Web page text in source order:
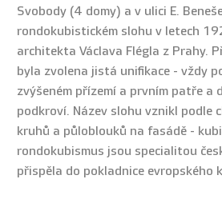
Svobody (4 domy) a v ulici E.
rondokubistickém slohu v letech
architekta Václava Flégla z Prahy.
byla zvolena jistá unifikace - vždy
zvýšeném přízemí a prvním patře a
podkroví. Název slohu vznikl podle
kruhů a půloblouků na fasádě -
rondokubismus jsou specialitou
přispěla do pokladnice evropského